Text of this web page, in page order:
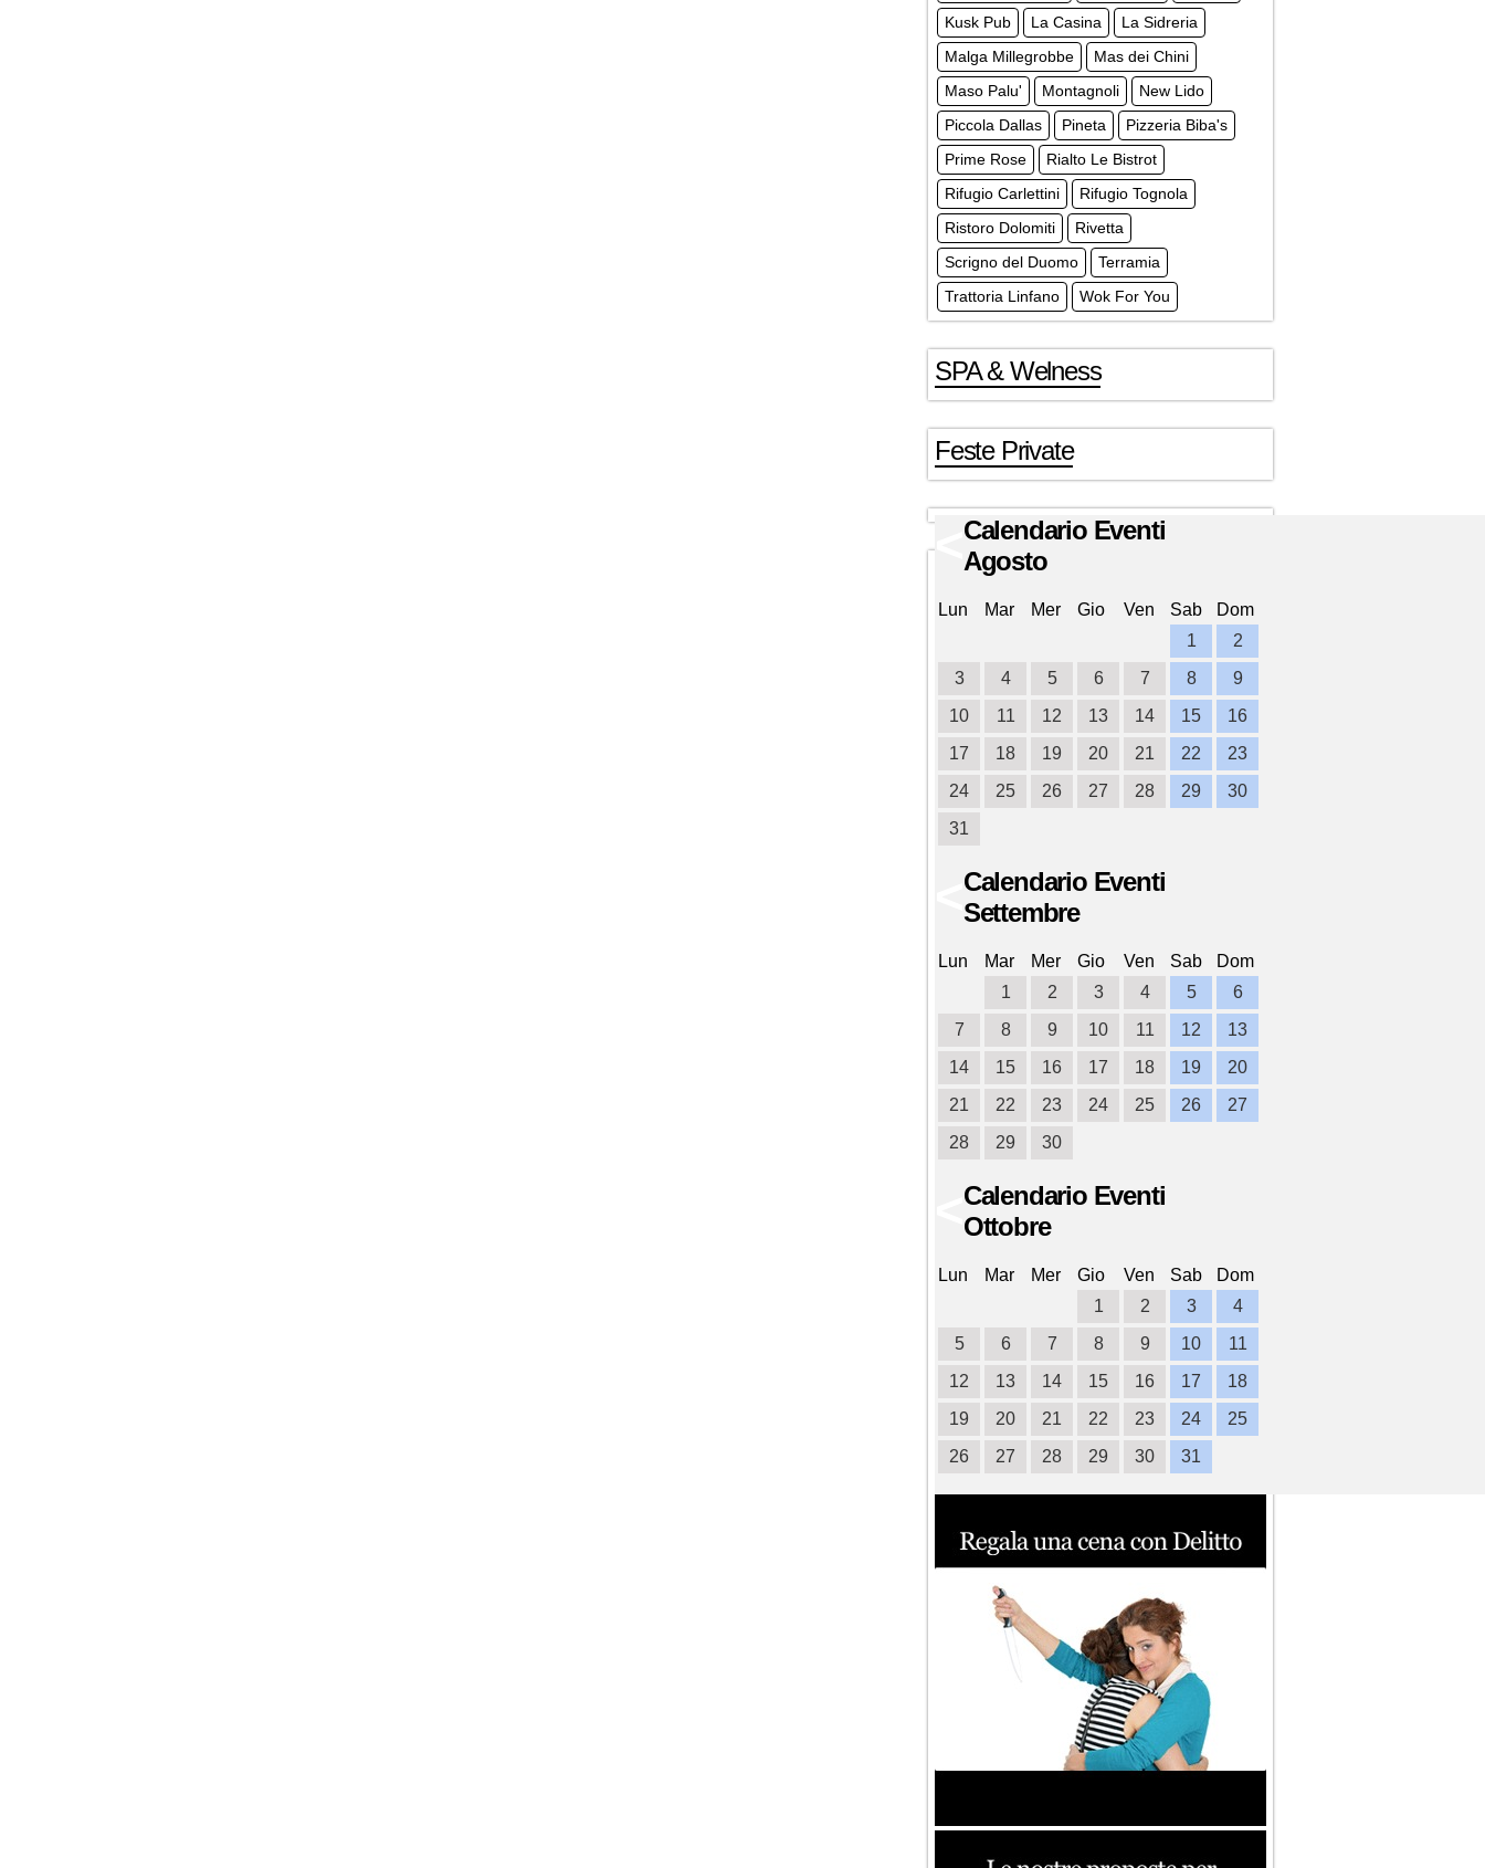
Kusk Pub
La Casina
La Sidreria
Malga Millegrobbe
Mas dei Chini
Maso Palu'
Montagnoli
New Lido
Piccola Dallas
Pineta
Pizzeria Biba's
Prime Rose
Rialto Le Bistrot
Rifugio Carlettini
Rifugio Tognola
Ristoro Dolomiti
Rivetta
Scrigno del Duomo
Terramia
Trattoria Linfano
Wok For You
SPA & Welness
Feste Private
Calendario Eventi
Agosto
Lun Mar Mer Gio Ven Sab
Dom
1
2
3
4 5 6 7 8
9
10
11 12 13 14 15
16
17
18 19 20 21 22
23
24
25 26 27 28 29
30
31
Calendario Eventi
Settembre
Lun Mar Mer Gio Ven Sab
Dom
1
2 3 4 5
6
7
8 9 10 11 12
13
14
15 16 17 18 19
20
21
22 23 24 25 26
27
28
29 30
Calendario Eventi
Ottobre
Lun Mar Mer Gio Ven Sab
Dom
1
2 3
4
5
6 7 8 9 10
11
12
13 14 15 16 17
18
19
20 21 22 23 24
25
26
27 28 29 30 31